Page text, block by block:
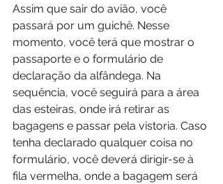
Assim que sair do avião, você
passará por um guichê. Nesse
momento, você terá que mostrar o
passaporte e o formulário de
declaração da alfândega. Na
sequência, você seguirá para a área
das esteiras, onde irá retirar as
bagagens e passar pela vistoria. Caso
tenha declarado qualquer coisa no
formulário, você deverá dirigir-se à
fila vermelha, onde a bagagem será